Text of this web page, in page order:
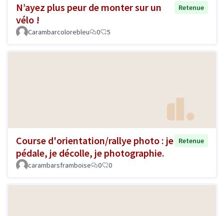
N’ayez plus peur de monter sur un
vélo !
Retenue
Carambarcolorebleu 0 5
Course d'orientation/rallye photo : je
pédale, je décolle, je photographie.
Retenue
carambarsframboise 0 0